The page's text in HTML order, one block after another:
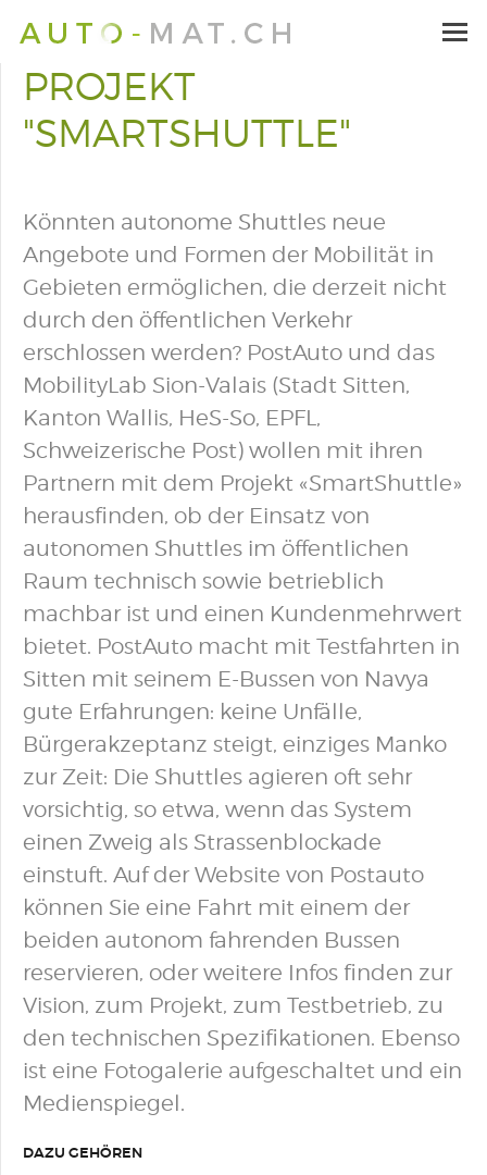
PROJEKT
"SMARTSHUTTLE"
Könnten autonome Shuttles neue
Angebote und Formen der Mobilität in
Gebieten ermöglichen, die derzeit nicht
durch den öffentlichen Verkehr
erschlossen werden? PostAuto und das
MobilityLab Sion-Valais (Stadt Sitten,
Kanton Wallis, HeS-So, EPFL,
Schweizerische Post) wollen mit ihren
Partnern mit dem Projekt «SmartShuttle»
herausfinden, ob der Einsatz von
autonomen Shuttles im öffentlichen
Raum technisch sowie betrieblich
machbar ist und einen Kundenmehrwert
bietet. PostAuto macht mit Testfahrten in
Sitten mit seinem E-Bussen von Navya
gute Erfahrungen: keine Unfälle,
Bürgerakzeptanz steigt, einziges Manko
zur Zeit: Die Shuttles agieren oft sehr
vorsichtig, so etwa, wenn das System
einen Zweig als Strassenblockade
einstuft. Auf der Website von Postauto
können Sie eine Fahrt mit einem der
beiden autonom fahrenden Bussen
reservieren, oder weitere Infos finden zur
Vision, zum Projekt, zum Testbetrieb, zu
den technischen Spezifikationen. Ebenso
ist eine Fotogalerie aufgeschaltet und ein
Medienspiegel.
DAZU GEHÖREN